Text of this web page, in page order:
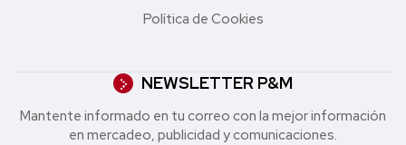
Política de Cookies
NEWSLETTER P&M
Mantente informado en tu correo con la mejor in formación
en mercadeo, publicidad y comunicaciones.